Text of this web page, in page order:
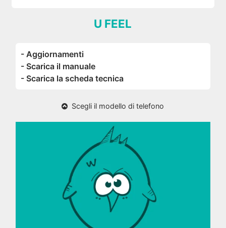
U FEEL
- Aggiornamenti
- Scarica il manuale
- Scarica la scheda tecnica
Scegli il modello di telefono